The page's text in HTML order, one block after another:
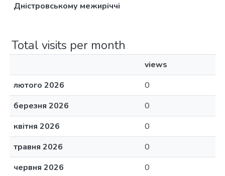
Дністровському межиріччі
Total visits per month
views
лютого 2026
0
березня 2026
0
квітня 2026
0
травня 2026
0
червня 2026
0